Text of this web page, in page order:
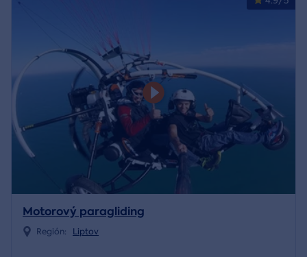
Motorový paragliding
Región: Liptov